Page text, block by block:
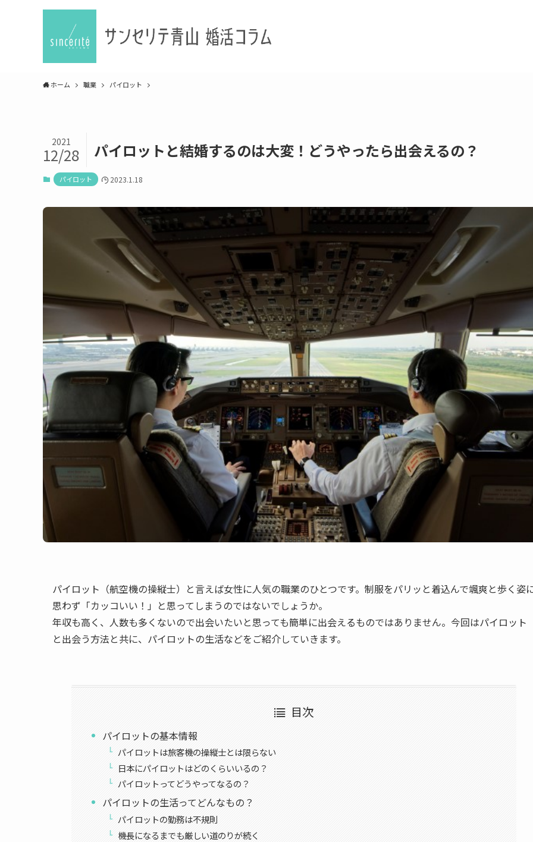
ホーム 職業 パイロット
パイロットと結婚するのは大変！どうやったら出会えるの？
2021
12/28
パイロット 2023.1.18
パイロット（航空機の操縦士）と言えば女性に人気の職業のひとつです。制服をパリッと着込んで颯爽と歩く姿
思わず「カッコいい！」と思ってしまうのではないでしょうか。
年収も高く、人数も多くないので出会いたいと思っても簡単に出会えるものではありません。今回はパイロット
と出会う方法と共に、パイロットの生活などをご紹介していきます。
目次
パイロットの基本情報
パイロットは旅客機の操縦士とは限らない
日本にパイロットはどのくらいいるの？
パイロットってどうやってなるの？
パイロットの生活ってどんなもの？
パイロットの勤務は不規則
機長になるまでも厳しい道のりが続く